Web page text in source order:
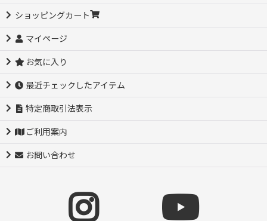
ショッピングカート
マイページ
お気に入り
最近チェックしたアイテム
特定商取引法表示
ご利用案内
お問い合わせ